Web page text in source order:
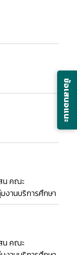
น คณะ
งานบริการศึกษา
น คณะ
ข้อเสนอแนะ